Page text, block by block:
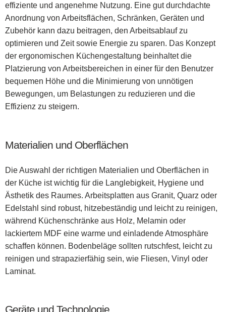
effiziente und angenehme Nutzung. Eine gut durchdachte
Anordnung von Arbeitsflächen, Schränken, Geräten und
Zubehör kann dazu beitragen, den Arbeitsablauf zu
optimieren und Zeit sowie Energie zu sparen. Das Konzept
der ergonomischen Küchengestaltung beinhaltet die
Platzierung von Arbeitsbereichen in einer für den Benutzer
bequemen Höhe und die Minimierung von unnötigen
Bewegungen, um Belastungen zu reduzieren und die
Effizienz zu steigern.
Materialien und Oberflächen
Die Auswahl der richtigen Materialien und Oberflächen in
der Küche ist wichtig für die Langlebigkeit, Hygiene und
Ästhetik des Raumes. Arbeitsplatten aus Granit, Quarz oder
Edelstahl sind robust, hitzebeständig und leicht zu reinigen,
während Küchenschränke aus Holz, Melamin oder
lackiertem MDF eine warme und einladende Atmosphäre
schaffen können. Bodenbeläge sollten rutschfest, leicht zu
reinigen und strapazierfähig sein, wie Fliesen, Vinyl oder
Laminat.
Geräte und Technologie